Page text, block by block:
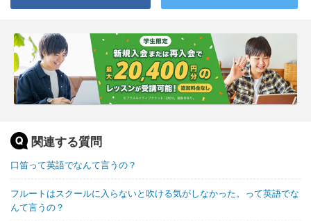
関連する質問
口笛って英語でなんて言うの？
フルートはスクールに入らないと吹ける気がしなかった。って英語でな
んて言うの？